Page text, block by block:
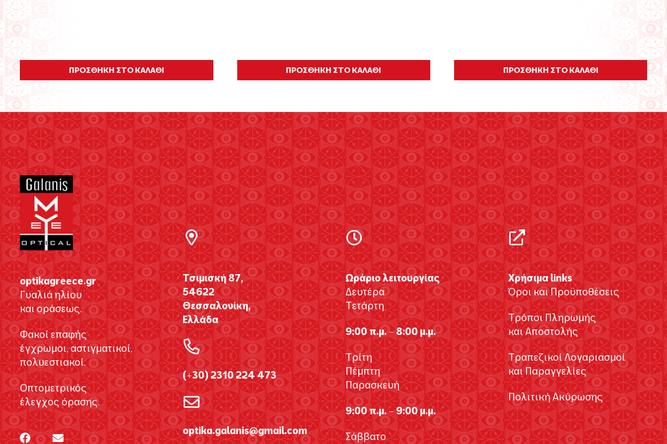
ΠΡΟΣΘΗΚΗ ΣΤΟ ΚΑΛΑΘΙ ΠΡΟΣΘΗΚΗ ΣΤΟ ΚΑΛΑΘΙ ΠΡΟΣΘΗΚΗ ΣΤΟ ΚΑΛΑΘΙ
optikagreece.gr
Γυαλιά ηλίου
και οράσεως.
Φακοί επαφής
έγχρωμοι, αστιγματικοί,
πολυεστιακοί.
Οπτομετρικός
έλεγχος όρασης.
Τσιμισκή 87,
54622
Θεσσαλονίκη,
Ελλάδα
(+30) 2310 224 473
optika.galanis@gmail.com
Ωράριο λειτουργίας
Δευτέρα
Τετάρτη
9:00 π.μ. – 8:00 μ.μ.
Τρίτη
Πέμπτη
Παρασκευή
9:00 π.μ. – 9:00 μ.μ.
Σάββατο
Χρήσιμα links
Όροι και Προϋποθέσεις
Τρόποι Πληρωμής
και Αποστολής
Τραπεζικοί Λογαριασμοί
και Παραγγελίες
Πολιτική Ακύρωσης